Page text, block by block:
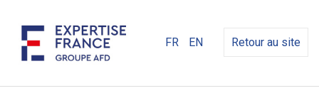
FR EN Retour au site